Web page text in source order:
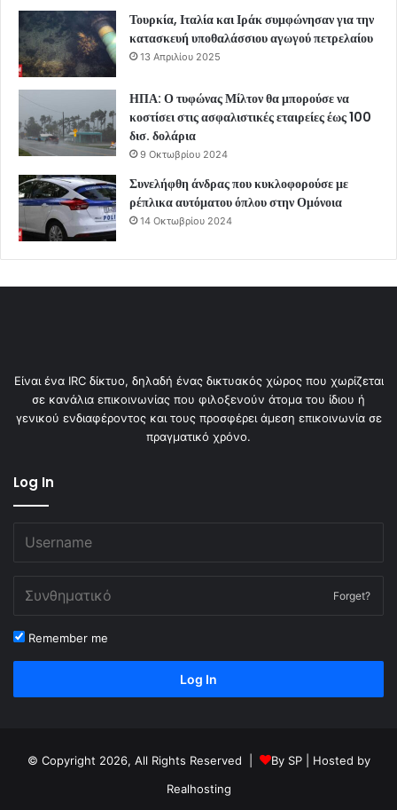
Τουρκία, Ιταλία και Ιράκ συμφώνησαν για την
κατασκευή υποθαλάσσιου αγωγού πετρελαίου
13 Απριλίου 2025
ΗΠΑ: Ο τυφώνας Μίλτον θα μπορούσε να
κοστίσει στις ασφαλιστικές εταιρείες έως 100
δισ. δολάρια
9 Οκτωβρίου 2024
Συνελήφθη άνδρας που κυκλοφορούσε με
ρέπλικα αυτόματου όπλου στην Ομόνοια
14 Οκτωβρίου 2024
Είναι ένα IRC δίκτυο, δηλαδή ένας δικτυακός χώρος που χωρίζεται
σε κανάλια επικοινωνίας που φιλοξενούν άτομα του ίδιου ή
γενικού ενδιαφέροντος και τους προσφέρει άμεση επικοινωνία σε
πραγματικό χρόνο.
Log In
Forget?
Remember me
Log In
© Copyright 2026, All Rights Reserved | By SP| Hosted by
Realhosting